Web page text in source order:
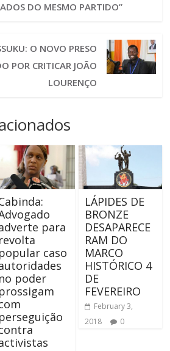
DO MESMO PARTIDO”
O NOVO PRESO
POR CRITICAR JOÃO
LOURENÇO
para
revolta
popular caso
no poder
prossigam
perseguição
LÁPIDES DE
BRONZE
DESAPARECE
RAM DO
MARCO
HISTÓRICO 4
DE
FEVEREIRO
February 3,
2018
0